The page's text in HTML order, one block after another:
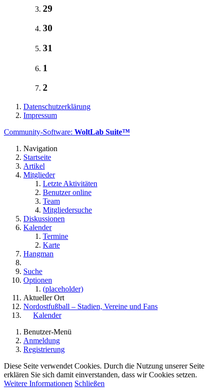
29
30
31
1
2
Datenschutzerklärung
Impressum
Community-Software: WoltLab Suite™
Navigation
Startseite
Artikel
Mitglieder
Letzte Aktivitäten
Benutzer online
Team
Mitgliedersuche
Diskussionen
Kalender
Termine
Karte
Hangman
Suche
Optionen
(placeholder)
Aktueller Ort
Nordostfußball – Stadien, Vereine und Fans
Kalender
Benutzer-Menü
Anmeldung
Registrierung
Diese Seite verwendet Cookies. Durch die Nutzung unserer Seite
erklären Sie sich damit einverstanden, dass wir Cookies setzen.
Weitere Informationen Schließen